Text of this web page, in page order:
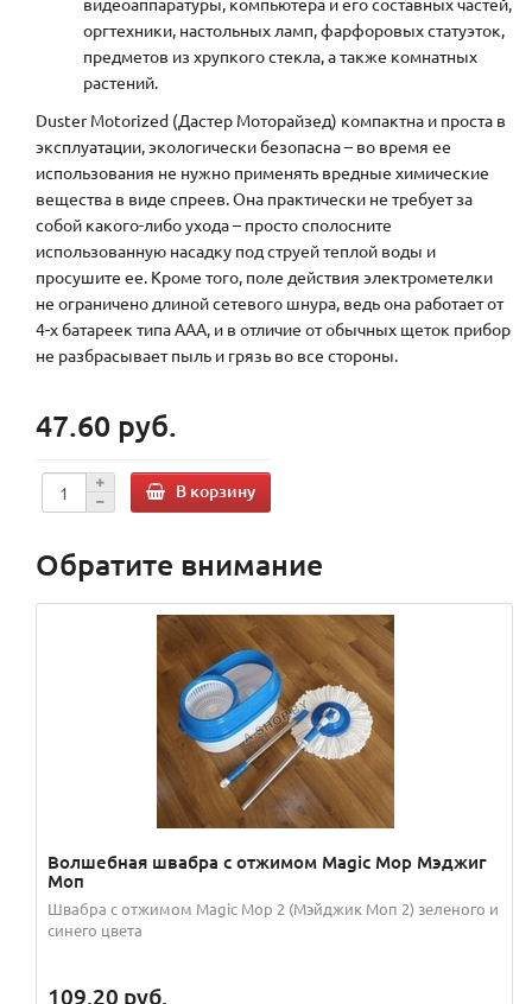
оргтехники, настольных ламп, фарфоровых статуэток,
предметов из хрупкого стекла, а также комнатных
растений.
Duster Motorized (Дастер Моторайзед) компактна и проста в
эксплуатации, экологически безопасна – во время ее
использования не нужно применять вредные химические
вещества в виде спреев. Она практически не требует за
собой какого-либо ухода – просто сполосните
использованную насадку под струей теплой воды и
просушите ее. Кроме того, поле действия электрометелки
не ограничено длиной сетевого шнура, ведь она работает от
4-х батареек типа ААА, и в отличие от обычных щеток прибор
не разбрасывает пыль и грязь во все стороны.
47.60 руб.
В корзину
Обратите внимание
Волшебная швабра с отжимом Magic Mop Мэджиг
Моп
Швабра с отжимом Magic Mop 2 (Мэйджик Моп 2) зеленого и
синего цвета
109.20 руб.